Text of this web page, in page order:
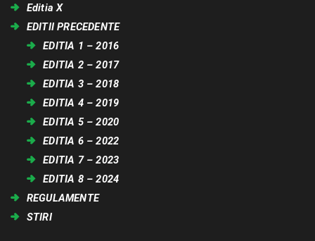
Editia X
EDITII PRECEDENTE
EDITIA 1 – 2016
EDITIA 2 – 2017
EDITIA 3 – 2018
EDITIA 4 – 2019
EDITIA 5 – 2020
EDITIA 6 – 2022
EDITIA 7 – 2023
EDITIA 8 – 2024
REGULAMENTE
STIRI